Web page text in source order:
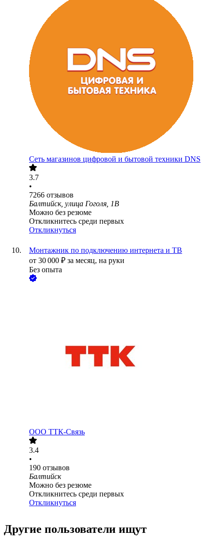
Сеть магазинов цифровой и бытовой техники DNS
3.7
•
7266 отзывов
Балтийск, улица Гоголя, 1В
Можно без резюме
Откликнитесь среди первых
Откликнуться
Монтажник по подключению интернета и ТВ
от 30 000 ₽ за месяц, на руки
Без опыта
ООО ТТК-Связь
3.4
•
190 отзывов
Балтийск
Можно без резюме
Откликнитесь среди первых
Откликнуться
Другие пользователи ищут